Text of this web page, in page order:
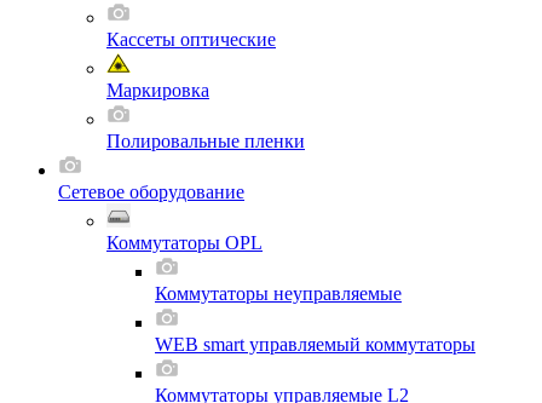
Кассеты оптические
Маркировка
Полировальные пленки
Сетевое оборудование
Коммутаторы OPL
Коммутаторы неуправляемые
WEB smart управляемый коммутаторы
Коммутаторы управляемые L2